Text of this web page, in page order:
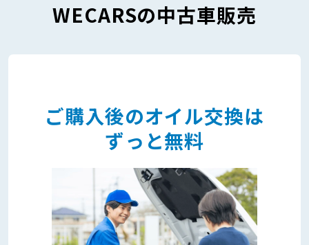
WECARSの中古車販売
ご購入後のオイル交換は
ずっと無料